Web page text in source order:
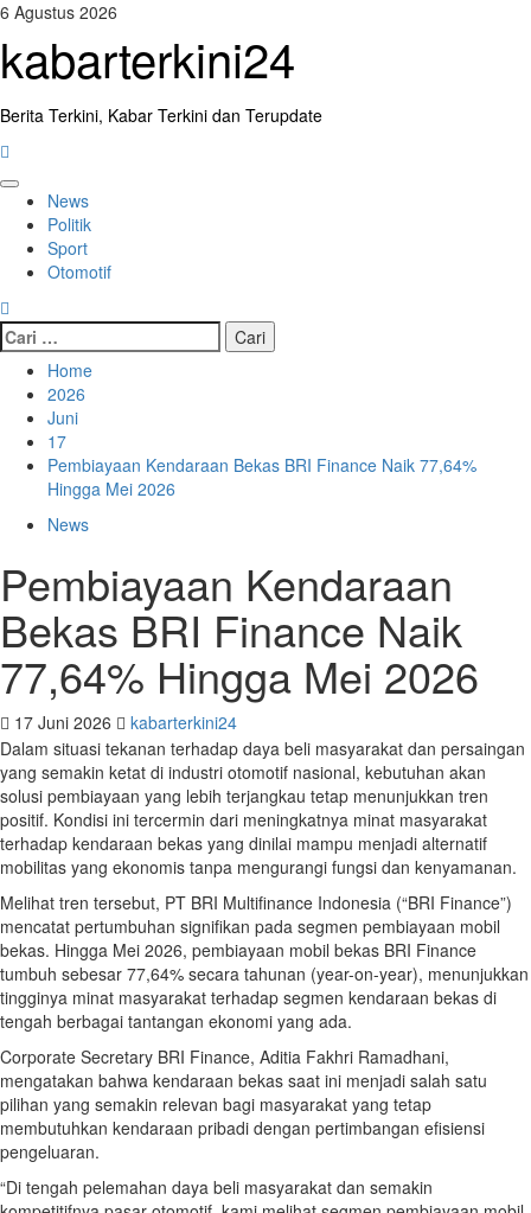
Skip
content
6 Agustus 2026
kabarterkini24
Berita Terkini, Kabar Terkini dan Terupdate
Primary
Menu
News
Politik
Sport
Otomotif
Cari
untuk:
Home
2026
Juni
17
Pembiayaan Kendaraan Bekas BRI Finance Naik 77,64%
Hingga Mei 2026
News
Pembiayaan Kendaraan
Bekas BRI Finance Naik
77,64% Hingga Mei 2026
17 Juni 2026
kabarterkini24
Dalam situasi tekanan terhadap daya beli masyarakat dan persaingan
yang semakin ketat di industri otomotif nasional, kebutuhan akan
solusi pembiayaan yang lebih terjangkau tetap menunjukkan tren
positif. Kondisi ini tercermin dari meningkatnya minat masyarakat
terhadap kendaraan bekas yang dinilai mampu menjadi alternatif
mobilitas yang ekonomis tanpa mengurangi fungsi dan kenyamanan.
Melihat tren tersebut, PT BRI Multifinance Indonesia (“BRI Finance”)
mencatat pertumbuhan signifikan pada segmen pembiayaan mobil
bekas. Hingga Mei 2026, pembiayaan mobil bekas BRI Finance
tumbuh sebesar 77,64% secara tahunan (year-on-year), menunjukkan
tingginya minat masyarakat terhadap segmen kendaraan bekas di
tengah berbagai tantangan ekonomi yang ada.
Corporate Secretary BRI Finance, Aditia Fakhri Ramadhani,
mengatakan bahwa kendaraan bekas saat ini menjadi salah satu
pilihan yang semakin relevan bagi masyarakat yang tetap
membutuhkan kendaraan pribadi dengan pertimbangan efisiensi
pengeluaran.
“Di tengah pelemahan daya beli masyarakat dan semakin